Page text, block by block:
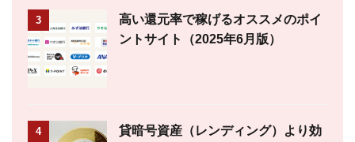
3
高い還元率で稼げるオススメのポイ
ントサイト（2025年6月版）
4
貸暗号資産（レンディング）より効